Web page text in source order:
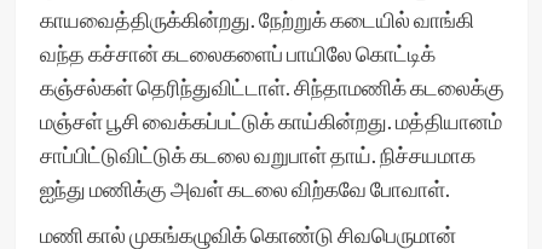
காயவைத்திருக்கின்றது. நேற்றுக் கடையில் வாங்கி
வந்த கச்சான் கடலைகளைப் பாயிலே கொட்டிக்
கஞ்சல்கள் தெரிந்துவிட்டாள். சிந்தாமணிக் கடலைக்கு
மஞ்சள் பூசி வைக்கப்பட்டுக் காய்கின்றது. மத்தியானம்
சாப்பிட்டுவிட்டுக் கடலை வறுபாள் தாய். நிச்சயமாக
ஐந்து மணிக்கு அவள் கடலை விற்கவே போவாள்.
மணி கால் முகங்கழுவிக் கொண்டு சிவபெருமான்